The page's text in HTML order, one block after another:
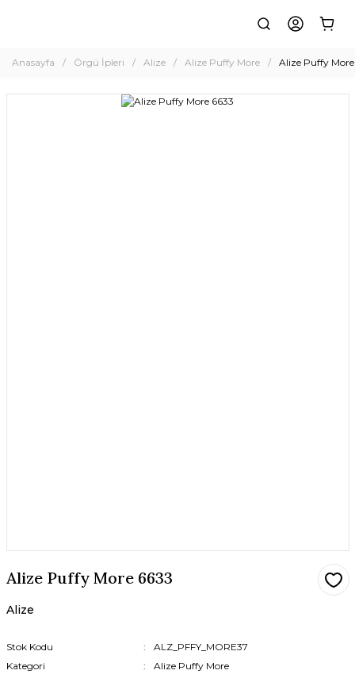
Anasayfa Örgü İpleri Alize Alize Puffy More Alize Puffy
Alize Puffy More 6633
Alize
Stok Kodu
ALZ_PFFY_MORE37
Kategori
Alize Puffy More